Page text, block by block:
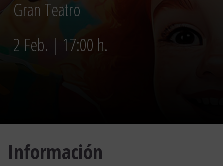
Gran Teatro
2 Feb. | 17:00 h.
Información